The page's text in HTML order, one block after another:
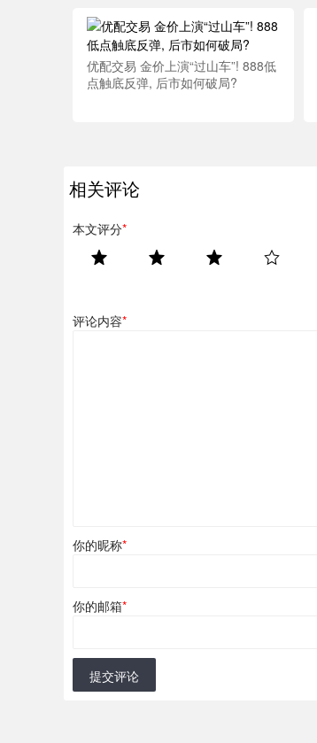
优配交易 金价上演“过山车”! 888低
点触底反弹, 后市如何破局?
相关评论
本文评分*
评论内容*
你的昵称*
你的邮箱*
提交评论